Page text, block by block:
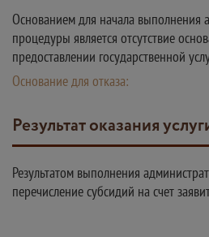
Основанием для начала выполнения
процедуры является отсутствие
предоставлении государственной
Основание для отказа:
Результат оказания
Результатом выполнения
перечисление субсидий на счет